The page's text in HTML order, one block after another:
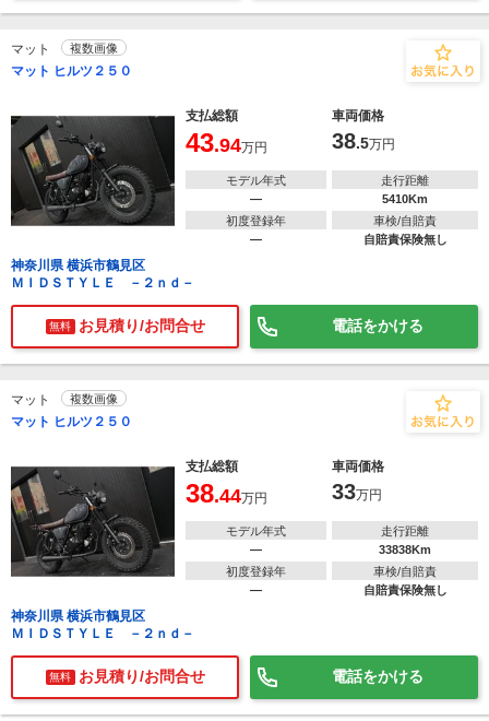
マット 複数画像
マット ヒルツ２５０
支払総額 車両価格
43.94万円 38.5万円
モデル年式
―
走行距離
5410Km
初度登録年
―
車検/自賠責
自賠責保険無し
神奈川県 横浜市鶴見区
ＭＩＤＳＴＹＬＥ －２ｎｄ－
無料 お見積り/お問合せ 電話をかける
マット 複数画像
マット ヒルツ２５０
支払総額 車両価格
38.44万円 33万円
モデル年式
―
走行距離
33838Km
初度登録年
―
車検/自賠責
自賠責保険無し
神奈川県 横浜市鶴見区
ＭＩＤＳＴＹＬＥ －２ｎｄ－
無料 お見積り/お問合せ 電話をかける